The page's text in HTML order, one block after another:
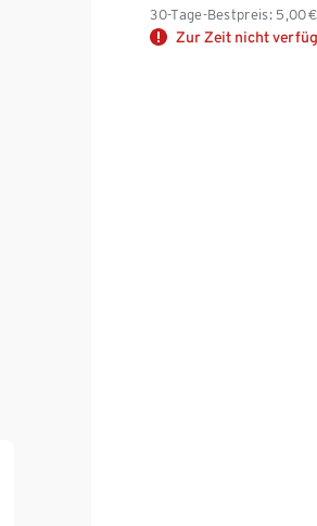
30-Tage-Bestpreis: 5,00€
Zur Zeit nicht